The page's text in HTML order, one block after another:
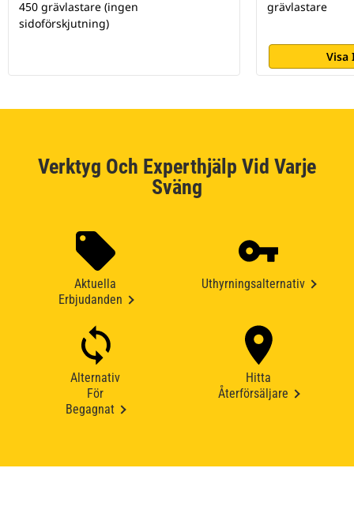
450 grävlastare (ingen
sidoförskjutning)
grävlastare
Visa
Verktyg Och Experthjälp Vid Varje
Sväng
Aktuella
Erbjudanden
Uthyrningsalternativ
Alternativ
För
Begagnat
Hitta
Återförsäljare